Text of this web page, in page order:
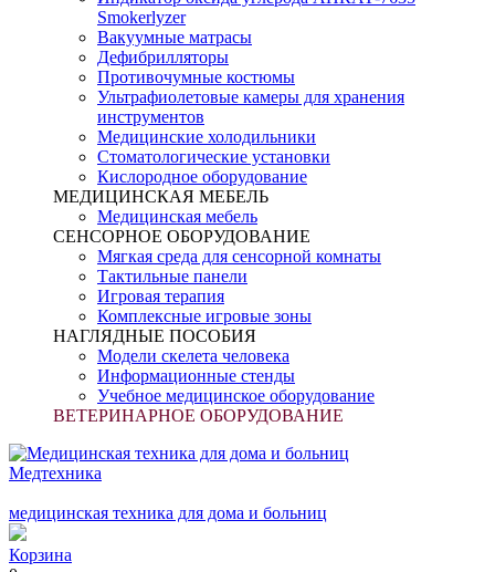
Smokerlyzer
Вакуумные матрасы
Дефибрилляторы
Противочумные костюмы
Ультрафиолетовые камеры для хранения
инструментов
Медицинские холодильники
Стоматологические установки
Кислородное оборудование
МЕДИЦИНСКАЯ МЕБЕЛЬ
Медицинская мебель
СЕНСОРНОЕ ОБОРУДОВАНИЕ
Мягкая среда для сенсорной комнаты
Тактильные панели
Игровая терапия
Комплексные игровые зоны
НАГЛЯДНЫЕ ПОСОБИЯ
Модели скелета человека
Информационные стенды
Учебное медицинское оборудование
ВЕТЕРИНАРНОЕ ОБОРУДОВАНИЕ
Медтехника
медицинская техника для дома и больниц
Корзина